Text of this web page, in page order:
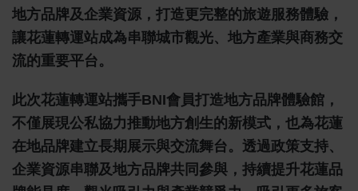
地方品牌及企業資源，打造更完整的旅遊服務體驗，
讓花蓮轉運站成為串聯城市觀光、地方產業與商務交
流的重要平台。
此次花蓮轉運站攜手BNI會員打造地方品牌體驗館，
不僅展現公私協力推動地方創生的新模式，也為花蓮
在地品牌建立長期展示與交流舞台。透過政策支持、
企業資源串聯及地方品牌共同參與，持續提升花蓮品